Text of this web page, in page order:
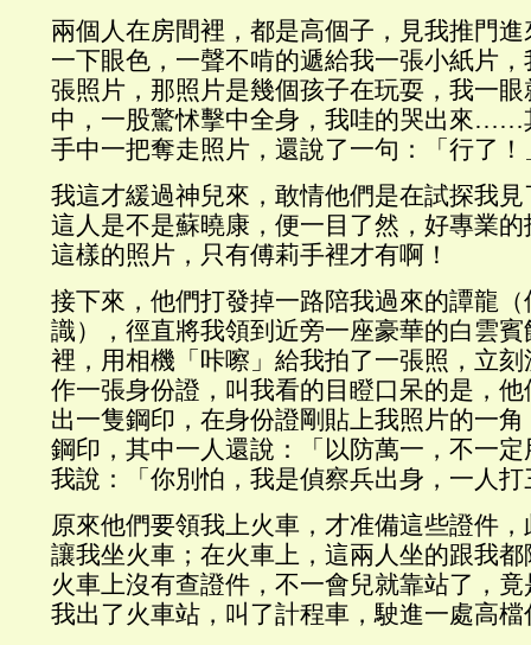
兩個人在房間裡，都是高個子，見我推門
一下眼色，一聲不啃的遞給我一張小紙片
張照片，那照片是幾個孩子在玩耍，我一
中，一股驚怵擊中全身，我哇的哭出來……
手中一把奪走照片，還說了一句：「行了！
我這才緩過神兒來，敢情他們是在試探我
這人是不是蘇曉康，便一目了然，好專業
這樣的照片，只有傅莉手裡才有啊！
接下來，他們打發掉一路陪我過來的譚龍
識），徑直將我領到近旁一座豪華的白雲
裡，用相機「咔嚓」給我拍了一張照，立
作一張身份證，叫我看的目瞪口呆的是，
出一隻鋼印，在身份證剛貼上我照片的一
鋼印，其中一人還說：「以防萬一，不一
我說：「你別怕，我是偵察兵出身，一人
原來他們要領我上火車，才准備這些證件
讓我坐火車；在火車上，這兩人坐的跟我
火車上沒有查證件，不一會兒就靠站了，
我出了火車站，叫了計程車，駛進一處高檔